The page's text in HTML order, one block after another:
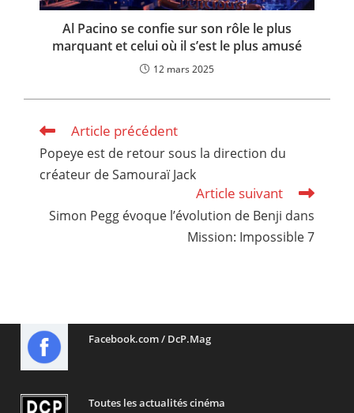
Al Pacino se confie sur son rôle le plus
marquant et celui où il s’est le plus amusé
12 mars 2025
Read
more
articles
Article précédent
Popeye est de retour sous la direction du
créateur de Samouraï Jack
Article suivant
Simon Pegg évoque l’évolution de Benji dans
Mission: Impossible 7
Facebook.com / DcP.Mag
Toutes les actualités cinéma